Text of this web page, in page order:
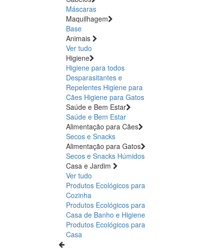
Máscaras
Maquilhagem
Base
Animais
Ver tudo
Higiene
Higiene para todos
Desparasitantes e
Repelentes Higiene para
Cães Higiene para Gatos
Saúde e Bem Estar
Saúde e Bem Estar
Alimentação para Cães
Secos e Snacks
Alimentação para Gatos
Secos e Snacks Húmidos
Casa e Jardim
Ver tudo
Produtos Ecológicos para
Cozinha
Produtos Ecológicos para
Casa de Banho e Higiene
Produtos Ecológicos para
Casa